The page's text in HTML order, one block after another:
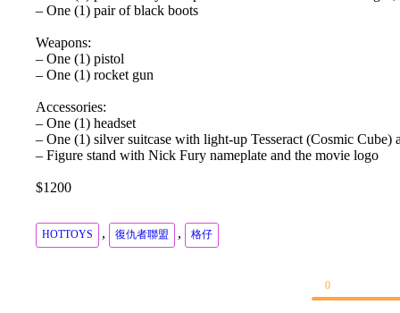
– One (1) pair of black boots
Weapons:
– One (1) pistol
– One (1) rocket gun
Accessories:
– One (1) headset
– One (1) silver suitcase with light-up Tesseract (Cosmic Cube)
– Figure stand with Nick Fury nameplate and the movie logo
$1200
HOTTOYS , 復仇者聯盟 , 格仔
0